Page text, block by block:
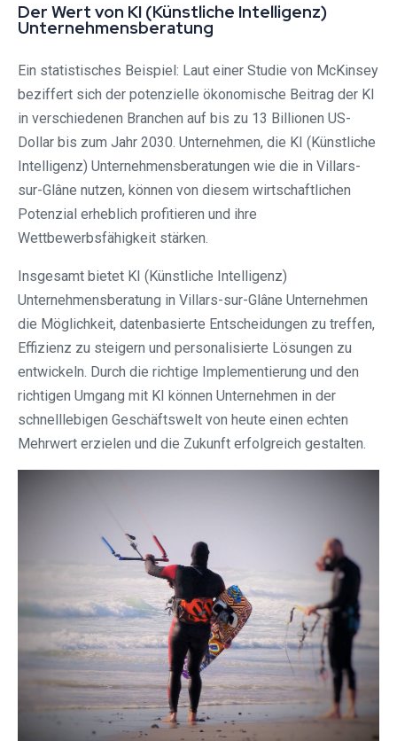
Der Wert von KI (Künstliche Intelligenz)
Unternehmensberatung
Ein statistisches Beispiel: Laut einer Studie von McKinsey
beziffert sich der potenzielle ökonomische Beitrag der KI
in verschiedenen Branchen auf bis zu 13 Billionen US-
Dollar bis zum Jahr 2030. Unternehmen, die KI (Künstliche
Intelligenz) Unternehmensberatungen wie die in Villars-
sur-Glâne nutzen, können von diesem wirtschaftlichen
Potenzial erheblich profitieren und ihre
Wettbewerbsfähigkeit stärken.
Insgesamt bietet KI (Künstliche Intelligenz)
Unternehmensberatung in Villars-sur-Glâne Unternehmen
die Möglichkeit, datenbasierte Entscheidungen zu treffen,
Effizienz zu steigern und personalisierte Lösungen zu
entwickeln. Durch die richtige Implementierung und den
richtigen Umgang mit KI können Unternehmen in der
schnelllebigen Geschäftswelt von heute einen echten
Mehrwert erzielen und die Zukunft erfolgreich gestalten.